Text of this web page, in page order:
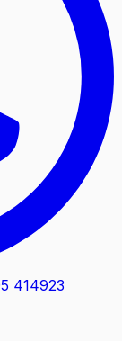
414923